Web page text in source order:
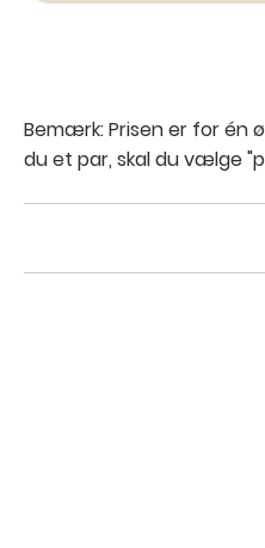
Bemærk: Prisen er forén
du et par, skal du vælge